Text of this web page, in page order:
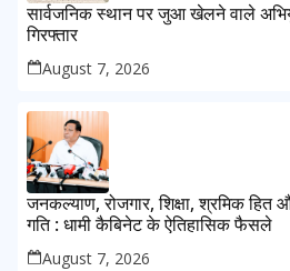
सार्वजनिक स्थान पर जुआ खेलने वाले
गिरफ्तार
August 7, 2026
जनकल्याण, रोजगार, शिक्षा, श्रमिक
गति : धामी कैबिनेट के ऐतिहासिक फैसले
August 7, 2026